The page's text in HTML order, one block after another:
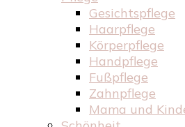
Gesichtspflege
Haarpflege
Körperpflege
Handpflege
Fußpflege
Zahnpflege
Mama und